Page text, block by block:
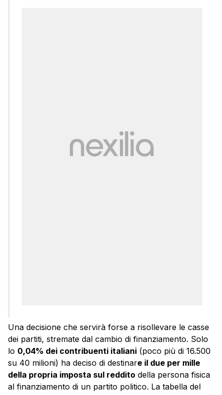
Una decisione che servirà forse a risollevare le casse
dei partiti, stremate dal cambio di finanziamento. Solo
lo 0,04% dei contribuenti italiani (poco più di 16.500
su 40 milioni) ha deciso di destinare il due per mille
della propria imposta sul reddito della persona fisica
al finanziamento di un partito politico. La tabella del